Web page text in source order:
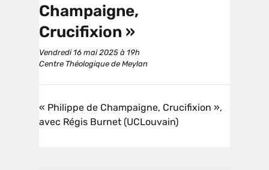
Champaigne,
Crucifixion »
Vendredi 16 mai 2025 à 19h
Centre Théologique de Meylan
« Philippe de Champaigne, Crucifixion »,
avec Régis Burnet (UCLouvain)